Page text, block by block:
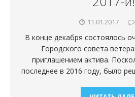
11.01.2017
В конце декабря состоялось
Городского совета
приглашением актива.
последнее в 2016 году, было